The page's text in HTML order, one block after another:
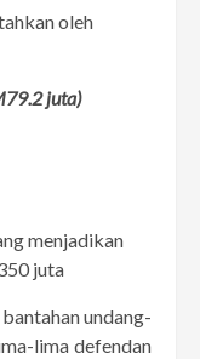
oleh
juta)
menjadikan
juta
undang-
lima defendan